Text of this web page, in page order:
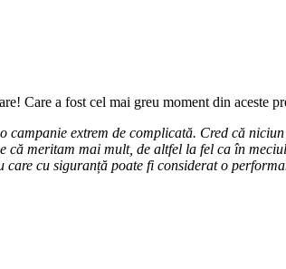
Care a fost cel mai greu moment din aceste
campanie extrem de complicată. Cred că
că meritam mai mult, de altfel la fel ca în
cu siguranță poate fi considerat o